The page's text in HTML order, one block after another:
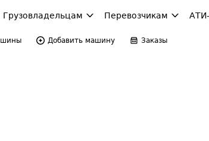
Грузовладельцам Перевозчикам
Добавить машину Заказы